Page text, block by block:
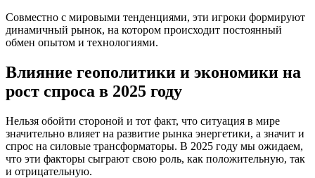
Совместно с мировыми тенденциями, эти игроки формируют
динамичный рынок, на котором происходит постоянный
обмен опытом и технологиями.
Влияние геополитики и экономики на
рост спроса в 2025 году
Нельзя обойти стороной и тот факт, что ситуация в мире
значительно влияет на развитие рынка энергетики, а значит и
спрос на силовые трансформаторы. В 2025 году мы ожидаем,
что эти факторы сыграют свою роль, как положительную, так
и отрицательную.